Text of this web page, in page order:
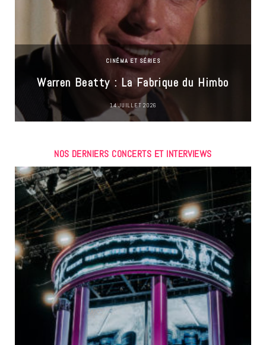
CINÉMA ET SÉRIES
Warren Beatty : La Fabrique du Himbo
14 JUILLET 2026
NOS DERNIERS CONCERTS ET INTERVIEWS